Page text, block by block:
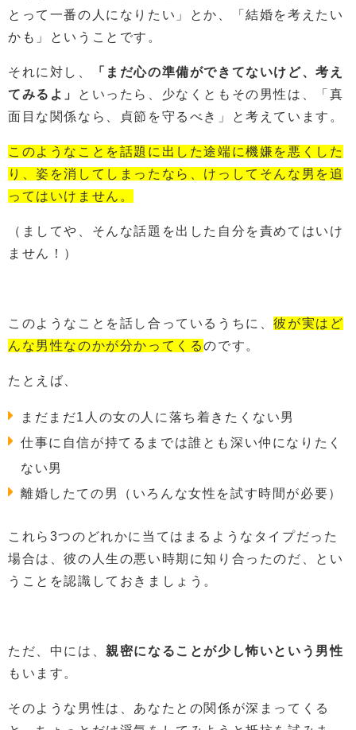
とって一番の人になりたい」とか、「結婚を考えたい
かも」ということです。
それに対し、
「まだ心の準備ができてないけど、考え
てみるよ」
といったら、少なくともその男性は、「真
面目な関係なら、貞節を守るべき」と考えています。
このようなことを話題に出した途端に機嫌を悪くした
り、姿を消してしまったなら、けっしてそんな男を追
ってはいけません。
（ましてや、そんな話題を出した自分を責めてはいけ
ません！）
このようなことを話し合っているうちに、彼が実はど
んな男性なのかが分かってくるのです。
たとえば、
まだまだ1人の女の人に落ち着きたくない男
仕事に自信が持てるまでは誰とも深い仲になりたく
ない男
離婚したての男（いろんな女性を試す時間が必要）
これら3つのどれかに当てはまるようなタイプだった
場合は、彼の人生の悪い時期に知り合ったのだ、とい
うことを認識しておきましょう。
ただ、中には、親密になることが少し怖いという男性
もいます。
そのような男性は、あなたとの関係が深まってくる